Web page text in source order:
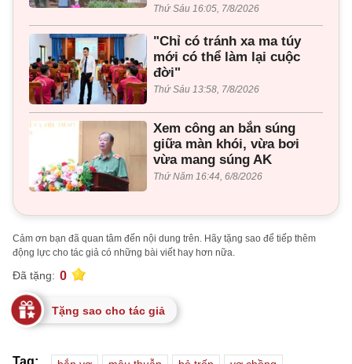
Thứ Sáu 16:05, 7/8/2026
"Chỉ có tránh xa ma túy
mới có thể làm lại cuộc
đời"
Thứ Sáu 13:58, 7/8/2026
Xem công an bắn súng
giữa màn khói, vừa bơi
vừa mang súng AK
Thứ Năm 16:44, 6/8/2026
Cảm ơn bạn đã quan tâm đến nội dung trên. Hãy tặng sao để tiếp thêm
động lực cho tác giả có những bài viết hay hơn nữa.
Đã tặng: 0
Tặng sao cho tác giả
Tag: